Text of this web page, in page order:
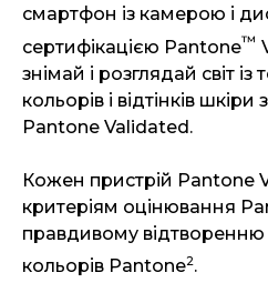
смартфон із камерою і
сертифікацією Pantone™
знімай і розглядай світ
кольорів і відтінків
Pantone Validated.
Кожен пристрій Pantone
критеріям оцінювання
правдивому відтворенню
кольорів Pantone2.